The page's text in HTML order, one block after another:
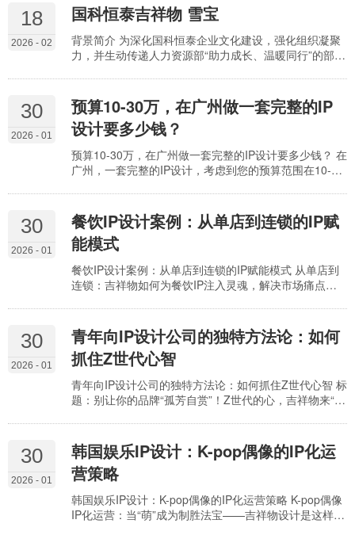
18
2026 - 02
国科恒泰吉祥物 雪宝
背景简介 为深化国科恒泰企业文化建设，强化组织凝聚
力，并生动传递人力资源部“助力成长、温暖同行”的部门
造一个既体现企业高科技、严要求行业属性，又承载人
文关怀与创业精神的视觉化情感纽带。吉祥物形象以北
极小熊为原型，命名“雪宝”，其创意核心在于： 象征联
结——“雪”源自冰雪，寓意创业者如冰雪般坚韧、纯粹、
30
2026 - 01
预算10-30万，在广州做一套完整的IP
设计要多少钱？
预算10-30万，在广州做一套完整的IP设计要多少钱？ 在
广州，一套完整的IP设计，考虑到您的预算范围在10-30
具体费用会受到许多因素的影响，比如IP的复杂程度、
延展性需求、设计风格、以及您选择的设计团队的经验
和知名度。 在吉祥物设计领域，企业常常面临一些痛
点。很多时候，企业只是为了“有”一个吉祥物而设计，缺
30
2026 - 01
餐饮IP设计案例：从单店到连锁的IP赋
能模式
餐饮IP设计案例：从单店到连锁的IP赋能模式 从单店到
连锁：吉祥物如何为餐饮IP注入灵魂，解决市场痛点？
的连锁品牌，这其中的门道可不少。而在这个过程中，
一个深入人心的吉祥物，绝对是点睛之笔，更是解决市
场痛点、赋能品牌升级的关键。 市场痛点剖析：为何吉
祥物设计常常“碰壁”？ 很多餐饮企业在做吉祥物设计
30
2026 - 01
青年向IP设计公司的独特方法论：如何
抓住Z世代心智
青年向IP设计公司的独特方法论：如何抓住Z世代心智 标
题：别让你的品牌“孤芳自赏”！Z世代的心，吉祥物来“拿
光，比以往任何时候都更挑剔。他们渴望情感连接，追
求独特体验，对那些“千篇一律”的品牌讯息早已免疫。如
何才能一击即中，让他们心甘情愿地为你的品牌买单？
答案或许就藏在你或许还没重视的——吉祥物设计。 痛
30
2026 - 01
韩国娱乐IP设计：K-pop偶像的IP化运
营策略
韩国娱乐IP设计：K-pop偶像的IP化运营策略 K-pop偶像
IP化运营：当“萌”成为制胜法宝——吉祥物设计是这样炼